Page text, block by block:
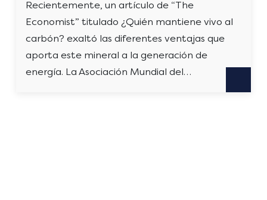
Recientemente, un artículo de “The
Economist” titulado ¿Quién mantiene vivo al
carbón? exaltó las diferentes ventajas que
aporta este mineral a la generación de
energía. La Asociación Mundial del…